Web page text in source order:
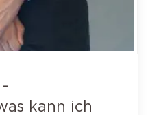
kann ich